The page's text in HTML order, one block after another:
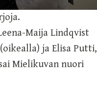
Maija Lindqvist
ja Elisa Putti,
Mielikuvan nuori